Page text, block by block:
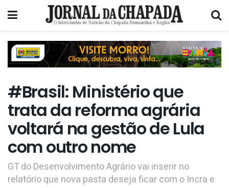
#Brasil: Ministério que
trata da reforma agrária
voltará na gestão de Lula
com outro nome
GT do Desenvolvimento Agrário vai inserir no
relatório que nova pasta deseja ficar com o Incra e